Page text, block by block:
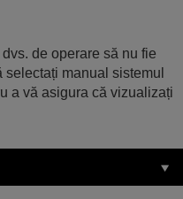
de operare să nu fie
manual sistemul
a vă asigura că vizualizați